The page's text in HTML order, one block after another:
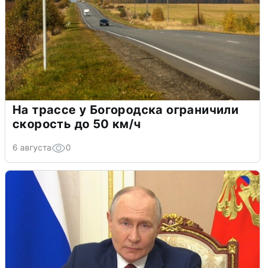
На трассе у Богородска ограничили
скорость до 50 км/ч
6 августа 0